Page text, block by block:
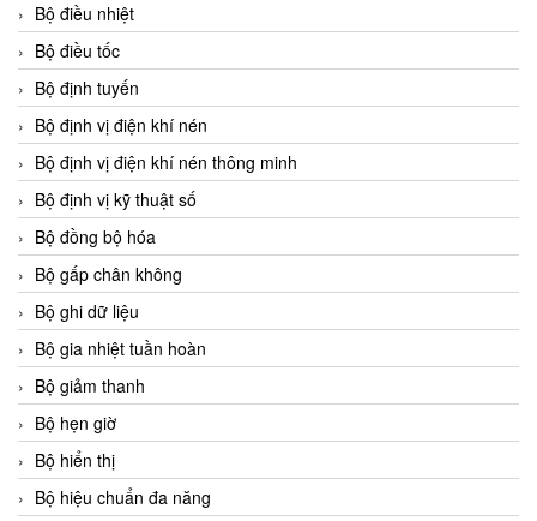
Bộ điều nhiệt
Bộ điều tốc
Bộ định tuyến
Bộ định vị điện khí nén
Bộ định vị điện khí nén thông minh
Bộ định vị kỹ thuật số
Bộ đồng bộ hóa
Bộ gấp chân không
Bộ ghi dữ liệu
Bộ gia nhiệt tuần hoàn
Bộ giảm thanh
Bộ hẹn giờ
Bộ hiển thị
Bộ hiệu chuẩn đa năng